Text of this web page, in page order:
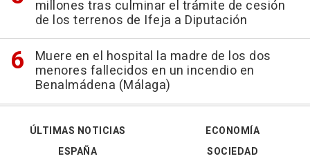
millones tras culminar el trámite de cesión
de los terrenos de Ifeja a Diputación
Muere en el hospital la madre de los dos
menores fallecidos en un incendio en
Benalmádena (Málaga)
ÚLTIMAS NOTICIAS
ESPAÑA
ECONOMÍA
SOCIEDAD